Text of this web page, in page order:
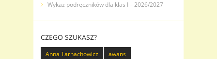
Wykaz podręczników dla klas I – 2026/2027
CZEGO SZUKASZ?
Anna Tarnachowicz
awans